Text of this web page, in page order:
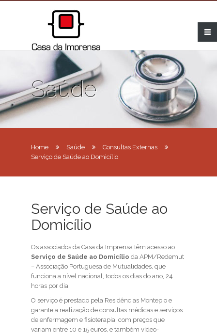
Saúde
Home Saúde
Consultas Externas
Serviço de Saúde ao Domicílio
Serviço de Saúde ao
Domicílio
Os associados da Casa da Imprensa têm acesso ao
Serviço de Saúde ao Domicílio da APM/Redemut
– Associação Portuguesa de Mutualidades, que
funciona a nível nacional, todos os dias do ano, 24
horas por dia.
O serviço é prestado pela Residências Montepio e
garante a realização de consultas médicas e serviços
de enfermagem e fisioterapia, com preços que
variam entre 10 e 15 euros, e também vídeo-